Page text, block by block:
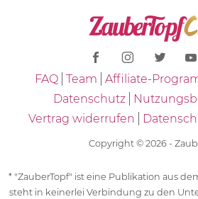
FAQ Team Affiliate-
Datenschutz
Vertrag widerrufen
Copyright © 2026 -
* "ZauberTopf" ist eine Publikation aus
steht in keinerlei Verbindung zu den